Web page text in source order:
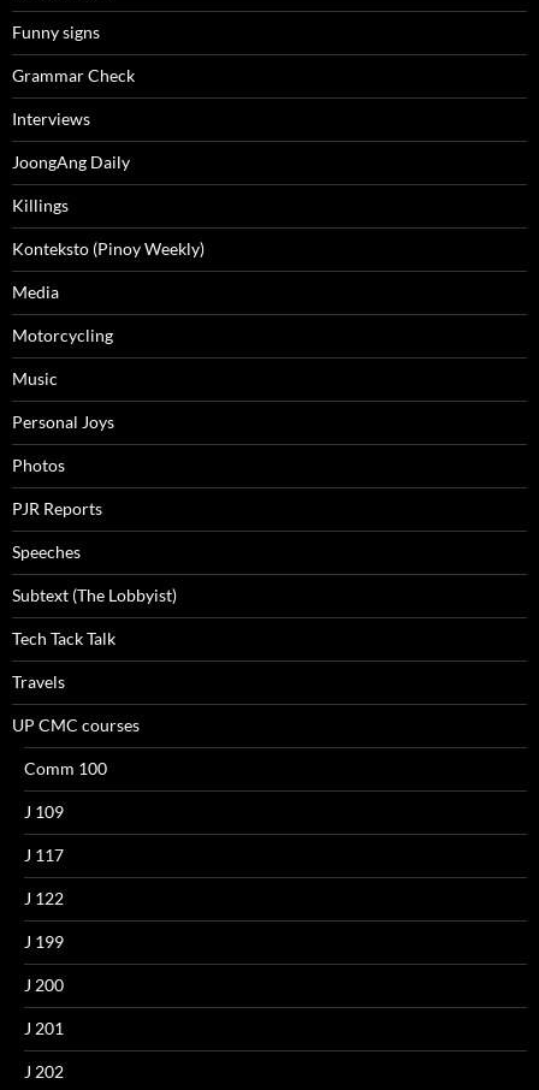
Funny signs
Grammar Check
Interviews
JoongAng Daily
Killings
Konteksto (Pinoy Weekly)
Media
Motorcycling
Music
Personal Joys
Photos
PJR Reports
Speeches
Subtext (The Lobbyist)
Tech Tack Talk
Travels
UP CMC courses
Comm 100
J 109
J 117
J 122
J 199
J 200
J 201
J 202